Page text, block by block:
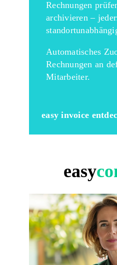
Rechnungen
archivieren –
Automatisches
Rechnungen an
Mitarbeiter.
easy invoice
easy